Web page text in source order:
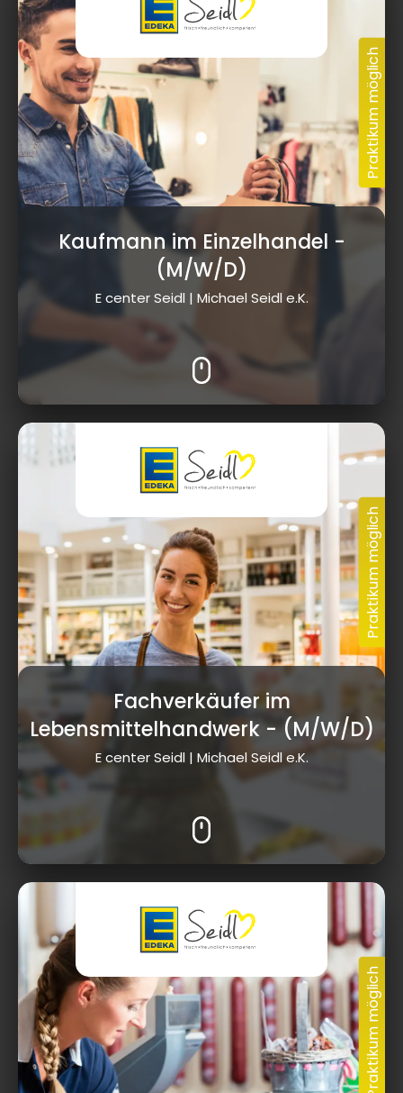
Kaufmann im Einzelhandel -
(M/W/D)
E center Seidl | Michael Seidl e.K.
Fachverkäufer im
Lebensmittelhandwerk- (M/W/D)
E center Seidl | Michael Seidl e.K.